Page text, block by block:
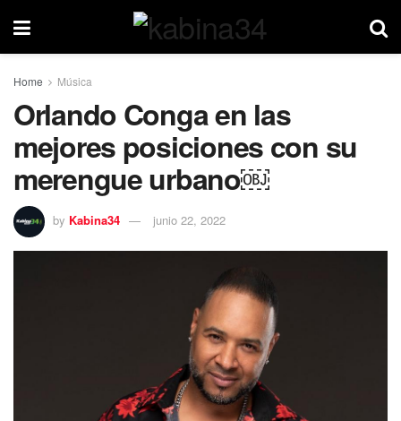
Home Música
Orlando Conga en las
mejores posiciones con su
merengue urbano￼
by Kabina34 junio 22, 2022